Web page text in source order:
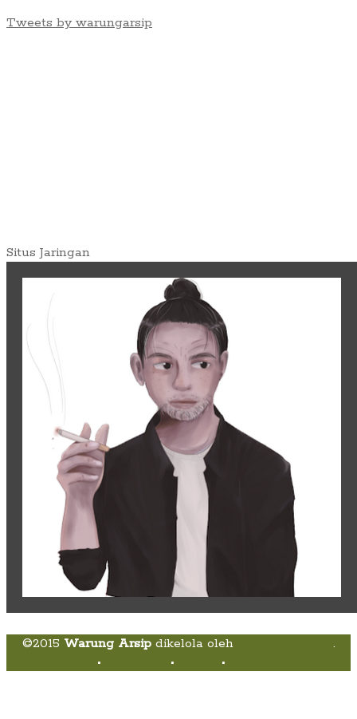
Tweets by warungarsip
Situs Jaringan
©2015 Warung Arsipdikelola oleh
.
• • •